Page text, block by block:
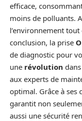
efficace,
moins de polluants.
l’environnement
conclusion, la prise
de diagnostic pour
une révolution
aux experts de
optimal. Grâce à ses
garantit non
aussi une sécurité